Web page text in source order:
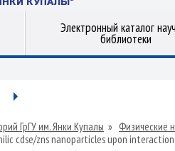
Электронный каталог
библиотеки
ГрГУ им. Янки Купалы » Физические
cdse/zns nanoparticles upon